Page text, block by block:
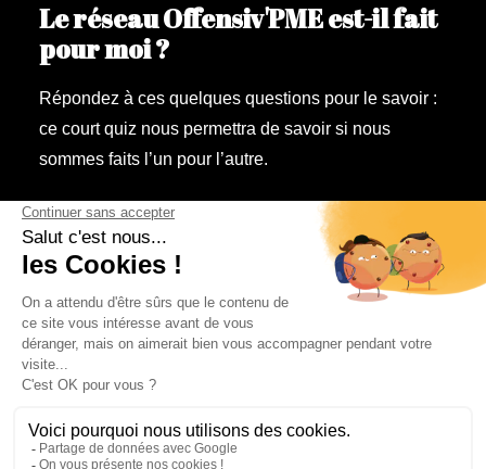
Le réseau Offensiv'PME est-il fait
pour moi ?
Répondez à ces quelques questions pour le savoir :
ce court quiz nous permettra de savoir si nous
sommes faits l’un pour l’autre.
Faites le Quiz !
de confidentialité|Politique des Cookies.Ce site est protégé par
reCAPTCHA et Google :la politique de confidentialité